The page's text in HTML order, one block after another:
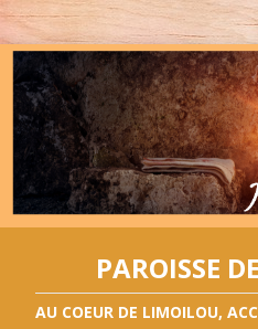
PAROISSE
AU COEUR DE LIMOILOU,